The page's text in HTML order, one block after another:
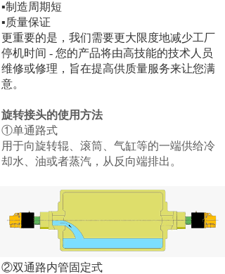
▪制造周期短
▪质量保证
更重要的是，我们需要更大限度地减少工厂
停机时间 - 您的产品将由高技能的技术人员
维修或修理，旨在提高供质量服务来让您满
意。
旋转接头的使用方法
①单通路式
用于向旋转辊、滚筒、气缸等的一端供给冷
却水、油或者蒸汽，从反向端排出。
②双通路内管固定式